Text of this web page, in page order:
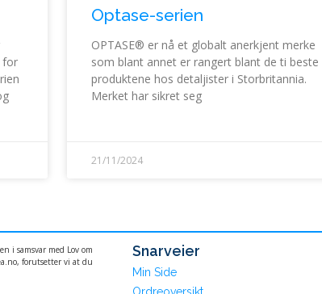
for
Optase-serien
OPTASE® er nå et globalt anerkjent merke
som blant annet er rangert blant de ti beste
produktene hos detaljister i Storbritannia.
Merket har sikret seg
21/11/2024
i samsvar med Lov om
forutsetter vi at du
Snarveier
Min Side